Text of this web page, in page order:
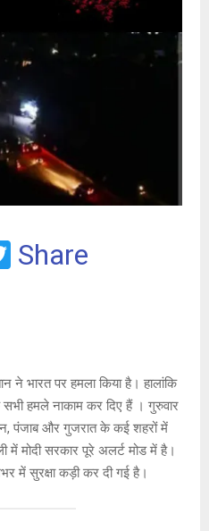
T
Share
ने भारत पर हमला किया है। हालांकि
हमले नाकाम कर दिए हैं । गुरुवार
पंजाब और गुजरात के कई शहरों में
मोदी सरकार पूरे अलर्ट मोड में है।
में सुरक्षा कड़ी कर दी गई है।